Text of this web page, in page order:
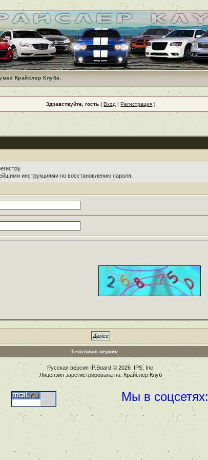
Крайслер Клуба.
Здравствуйте, гость (Вход |Регистрация )
инструкциями по восстановлению пароля.
Текстовая версия
Русская версия IP.Board© 2026 IPS, Inc
Лицензия зарегистрирована на: Крайслер Клуб
Мы в соцсетях: